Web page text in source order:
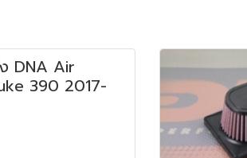
DNA Air
390 2017-